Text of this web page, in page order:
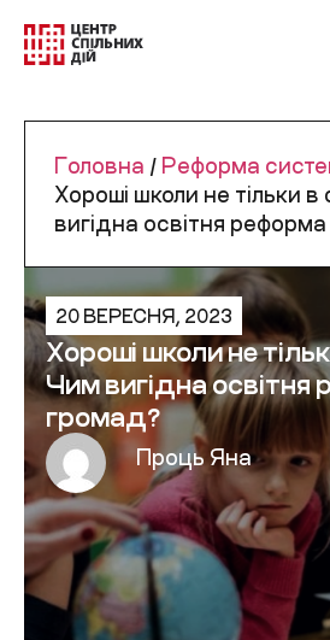
Головна / Реформа
Хороші школи не тільки в
вигідна освітня
20 ВЕРЕСНЯ, 2023
Хороші школи не
Чим вигідна
громад?
Проць Яна